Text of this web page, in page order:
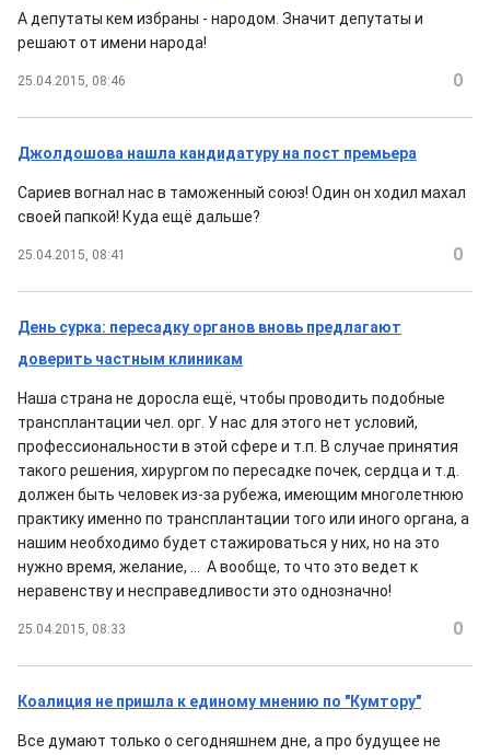
А депутаты кем избраны - народом. Значит депутаты и
решают от имени народа!
25.04.2015, 08:46 0
Джолдошова нашла кандидатуру на пост премьера
Сариев вогнал нас в таможенный союз! Один он ходил махал
своей папкой! Куда ещё дальше?
25.04.2015, 08:41 0
День сурка: пересадку органов вновь предлагают
доверить частным клиникам
Наша страна не доросла ещё, чтобы проводить подобные
трансплантации чел. орг. У нас для этого нет условий,
профессиональности в этой сфере и т.п. В случае принятия
такого решения, хирургом по пересадке почек, сердца и т.д.
должен быть человек из-за рубежа, имеющим многолетнюю
практику именно по трансплантации того или иного органа, а
нашим необходимо будет стажироваться у них, но на это
нужно время, желание, ... А вообще, то что это ведет к
неравенству и несправедливости это однозначно!
25.04.2015, 08:33 0
Коалиция не пришла к единому мнению по "Кумтору"
Все думают только о сегодняшнем дне, а про будущее не